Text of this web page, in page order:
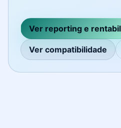
Ver reporting e
Ver compatibilidade